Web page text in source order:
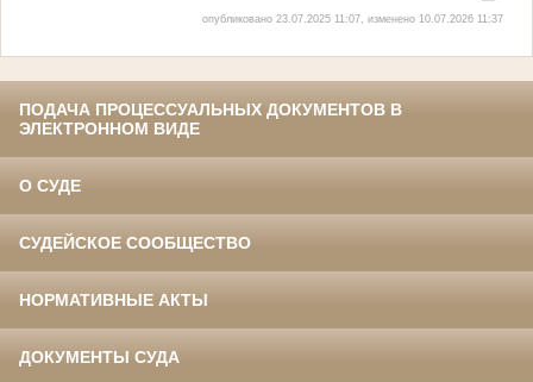
опубликовано 23.07.2025 11:07, изменено 10.07.2026 11:37
ПОДАЧА ПРОЦЕССУАЛЬНЫХ ДОКУМЕНТОВ В
ЭЛЕКТРОННОМ ВИДЕ
О СУДЕ
СУДЕЙСКОЕ СООБЩЕСТВО
НОРМАТИВНЫЕ АКТЫ
ДОКУМЕНТЫ СУДА